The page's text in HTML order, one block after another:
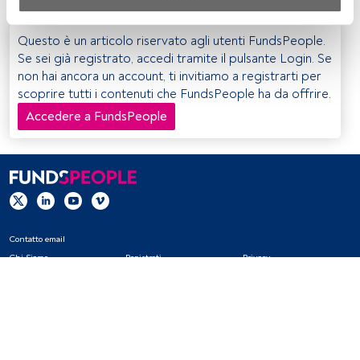
Utilizzo di dati di localizzazione geografica precisi. Analisi
attiva delle caratteristiche del dispositivo per la sua
identificazione. Memorizzazione delle informazioni su un
dispositivo e/o accesso alle stesse. Pubblicità e contenuti
personalizzati, misurazione della pubblicità e dei
contenuti, ricerca sul pubblico e sviluppo di servizi.
Questo è un articolo riservato agli utenti FundsPeople.
Se sei già registrato, accedi tramite il pulsante Login. Se
non hai ancora un account, ti invitiamo a registrarti per
scoprire tutti i contenuti che FundsPeople ha da offrire.
Accedere a FundsPeople
Contatto email
Chi Siamo
Registrati
Privacy